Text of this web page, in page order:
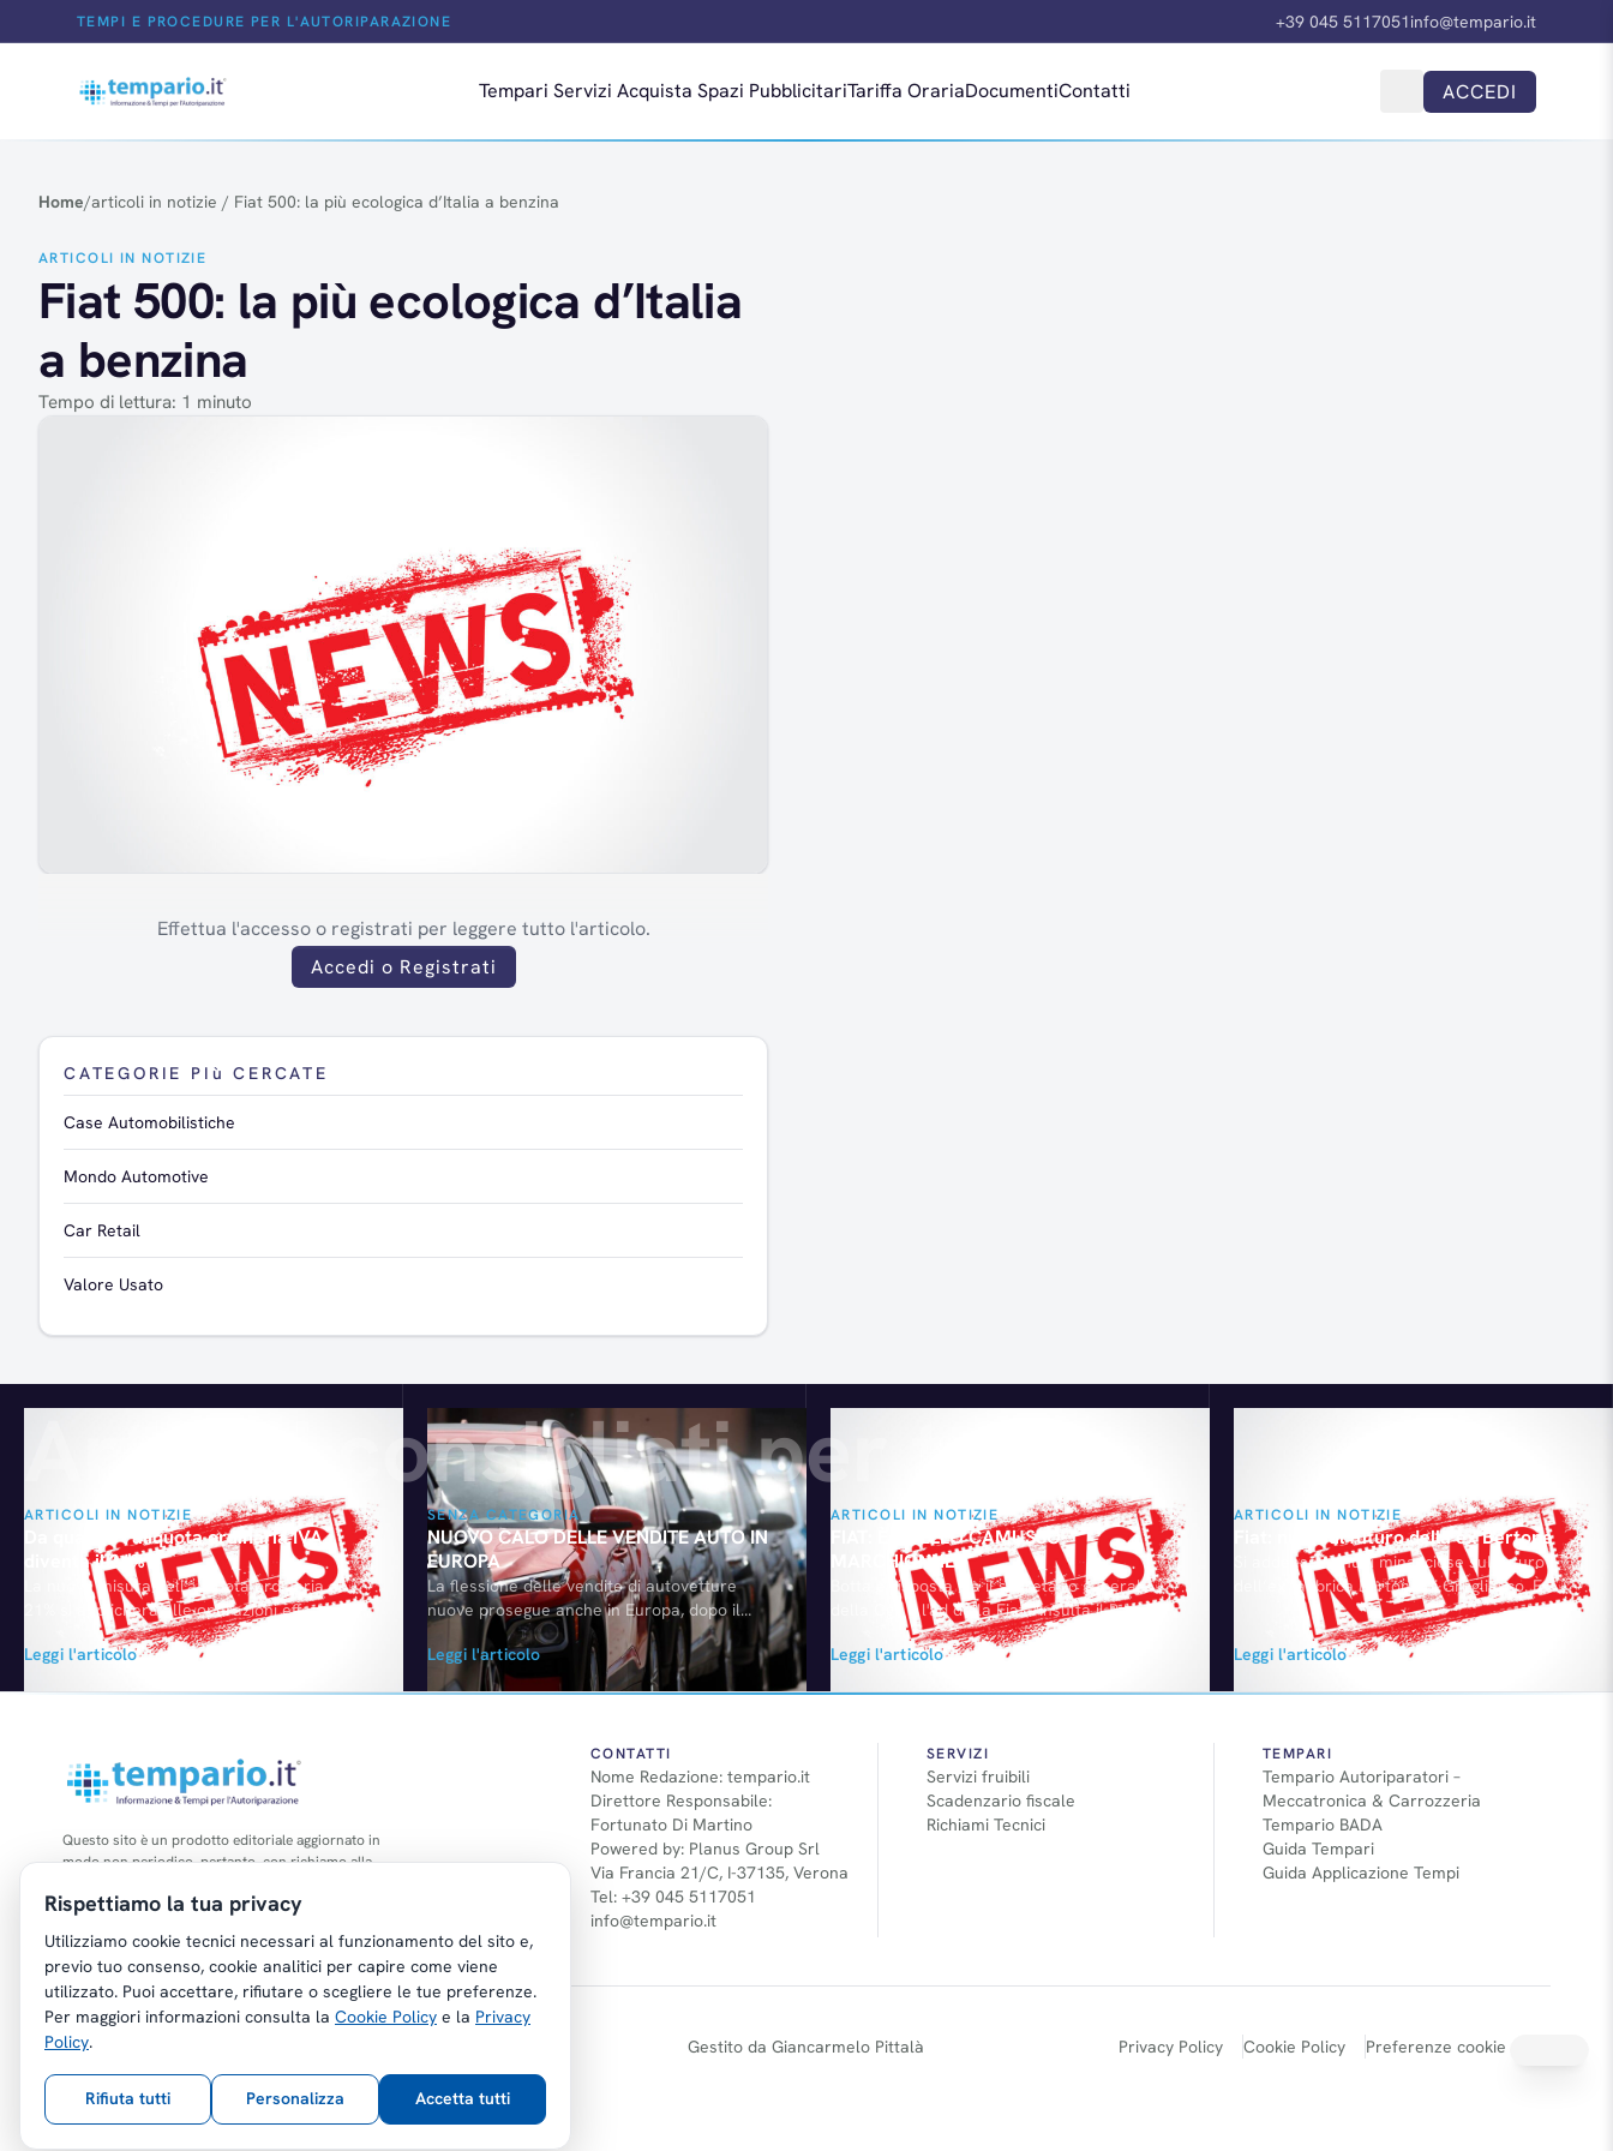
Salta al contenutoTEMPI E PROCEDURE PER L'AUTORIPARAZIONE +39 045 5117051info@tempario.it
Tempari Servizi Acquista Spazi PubblicitariTariffa OrariaDocumentiContatti ACCEDI
Home/articoli in notizie / Fiat 500: la più ecologica d’Italia a benzina
ARTICOLI IN NOTIZIE
Fiat 500: la più ecologica d’Italia
a benzina
Tempo di lettura: 1 minuto
Effettua l'accesso o registrati per leggere tutto l'articolo.
Accedi o Registrati
CATEGORIE PIù CERCATE
Case Automobilistiche
Mondo Automotive
Car Retail
Valore Usato
Articoli consigliati per te
ARTICOLI IN NOTIZIE
Da quando l’aliquota ordinaria IVA
diventa il 21%?
La nuova misura dell'aliquota ordinaria al
21% si applicherà alle operazioni effettuate a
partire dalla data di entrata in vigore della
legge di conversione del D.L. n. 138. Allo stato
possibile ed utile, tuttavia, richiamare le…
Leggi l'articolo
SENZA CATEGORIA
NUOVO CALO DELLE VENDITE AUTO IN
EUROPA
La flessione delle vendite di autovetture
nuove prosegue anche in Europa, dopo il
brusco crollo del mese di settembre (-23,4%):
anche ottobre registra una perdita negativa,
con -7,4% rispetto all'anno scorso (altro…)
Leggi l'articolo
ARTICOLI IN NOTIZIE
FIAT: È DUELLO CAMUSSO-
MARCHIONNE
Botta e risposta tra il segretario generale
della Cgil e l'ad della Fiat. "Insulta il Paese",
mentre "il Governo agisce da tifoso". La
replica del manager: "voglio solo cambiarlo".
Leggi l'articolo
ARTICOLI IN NOTIZIE
Fiat: nubi sul futuro della ex Bertone
Si addensano nubi minacciose sul futuro
dell’ex fabbrica Bertone di Grugliasco. È
infatti a rischio l'investimento Fiat da 500
milioni di Euro per costruirvi una nuova
Maserati. Il Lingotto confermerà il progetto
Leggi l'articolo
Questo sito è un prodotto editoriale aggiornato in
modo non periodico, pertanto, con richiamo alla
obblighi di registrazione di cui all'art. 5 della L.
CONTATTI
Nome Redazione: tempario.it
Direttore Responsabile:
Fortunato Di Martino
Powered by: Planus Group Srl
Via Francia 21/C, I-37135, Verona
Tel: +39 045 5117051
info@tempario.it
SERVIZI
Servizi fruibili
Scadenzario fiscale
Richiami Tecnici
TEMPARI
Tempario Autoriparatori –
Meccatronica & Carrozzeria
Tempario BADA
Guida Tempari
Guida Applicazione Tempi
Planus Group Srl - P.I. IT03584100238
Gestito da Giancarmelo Pittalà Privacy Policy Cookie Policy Preferenze cookie
Rispettiamo la tua privacy
Utilizziamo cookie tecnici necessari al funzionamento del sito e,
previo tuo consenso, cookie analitici per capire come viene
utilizzato. Puoi accettare, rifiutare o scegliere le tue preferenze.
Per maggiori informazioni consulta la Cookie Policy e la Privacy
Policy.
Rifiuta tutti Personalizza Accetta tutti